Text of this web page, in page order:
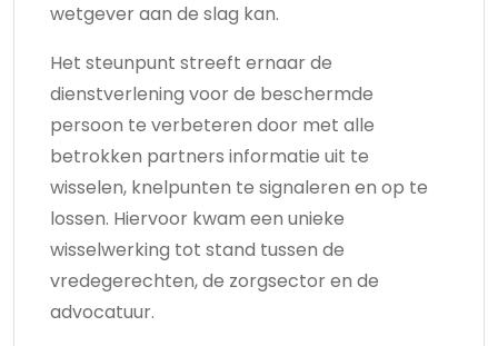
wetgever aan de slag kan.
Het steunpunt streeft ernaar de
dienstverlening voor de beschermde
persoon te verbeteren door met alle
betrokken partners informatie uit te
wisselen, knelpunten te signaleren en op te
lossen. Hiervoor kwam een unieke
wisselwerking tot stand tussen de
vredegerechten, de zorgsector en de
advocatuur.